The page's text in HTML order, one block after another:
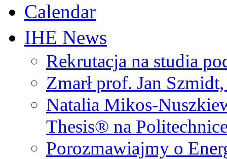
Calendar
IHE News
Rekrutacja na studia
Zmarł prof. Jan
Natalia Mikos-
Thesis® na
Porozmawiajmy o